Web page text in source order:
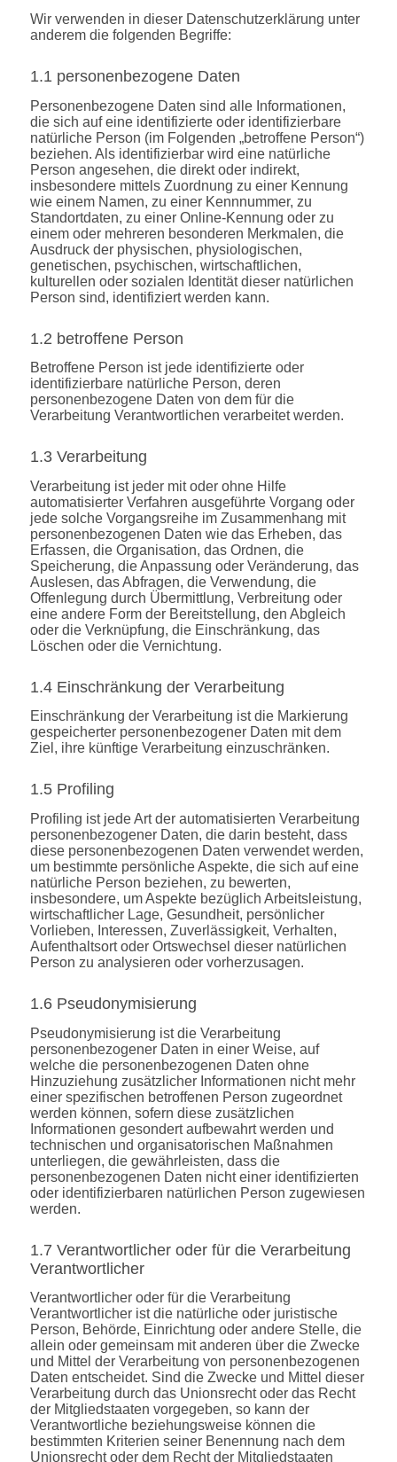
Wir verwenden in dieser Datenschutzerklärung unter
anderem die folgenden Begriffe:
1.1 personenbezogene Daten
Personenbezogene Daten sind alle Informationen,
die sich auf eine identifizierte oder identifizierbare
natürliche Person (im Folgenden „betroffene Person“)
beziehen. Als identifizierbar wird eine natürliche
Person angesehen, die direkt oder indirekt,
insbesondere mittels Zuordnung zu einer Kennung
wie einem Namen, zu einer Kennnummer, zu
Standortdaten, zu einer Online-Kennung oder zu
einem oder mehreren besonderen Merkmalen, die
Ausdruck der physischen, physiologischen,
genetischen, psychischen, wirtschaftlichen,
kulturellen oder sozialen Identität dieser natürlichen
Person sind, identifiziert werden kann.
1.2 betroffene Person
Betroffene Person ist jede identifizierte oder
identifizierbare natürliche Person, deren
personenbezogene Daten von dem für die
Verarbeitung Verantwortlichen verarbeitet werden.
1.3 Verarbeitung
Verarbeitung ist jeder mit oder ohne Hilfe
automatisierter Verfahren ausgeführte Vorgang oder
jede solche Vorgangsreihe im Zusammenhang mit
personenbezogenen Daten wie das Erheben, das
Erfassen, die Organisation, das Ordnen, die
Speicherung, die Anpassung oder Veränderung, das
Auslesen, das Abfragen, die Verwendung, die
Offenlegung durch Übermittlung, Verbreitung oder
eine andere Form der Bereitstellung, den Abgleich
oder die Verknüpfung, die Einschränkung, das
Löschen oder die Vernichtung.
1.4 Einschränkung der Verarbeitung
Einschränkung der Verarbeitung ist die Markierung
gespeicherter personenbezogener Daten mit dem
Ziel, ihre künftige Verarbeitung einzuschränken.
1.5 Profiling
Profiling ist jede Art der automatisierten Verarbeitung
personenbezogener Daten, die darin besteht, dass
diese personenbezogenen Daten verwendet werden,
um bestimmte persönliche Aspekte, die sich auf eine
natürliche Person beziehen, zu bewerten,
insbesondere, um Aspekte bezüglich Arbeitsleistung,
wirtschaftlicher Lage, Gesundheit, persönlicher
Vorlieben, Interessen, Zuverlässigkeit, Verhalten,
Aufenthaltsort oder Ortswechsel dieser natürlichen
Person zu analysieren oder vorherzusagen.
1.6 Pseudonymisierung
Pseudonymisierung ist die Verarbeitung
personenbezogener Daten in einer Weise, auf
welche die personenbezogenen Daten ohne
Hinzuziehung zusätzlicher Informationen nicht mehr
einer spezifischen betroffenen Person zugeordnet
werden können, sofern diese zusätzlichen
Informationen gesondert aufbewahrt werden und
technischen und organisatorischen Maßnahmen
unterliegen, die gewährleisten, dass die
personenbezogenen Daten nicht einer identifizierten
oder identifizierbaren natürlichen Person zugewiesen
werden.
1.7 Verantwortlicher oder für die Verarbeitung
Verantwortlicher
Verantwortlicher oder für die Verarbeitung
Verantwortlicher ist die natürliche oder juristische
Person, Behörde, Einrichtung oder andere Stelle, die
allein oder gemeinsam mit anderen über die Zwecke
und Mittel der Verarbeitung von personenbezogenen
Daten entscheidet. Sind die Zwecke und Mittel dieser
Verarbeitung durch das Unionsrecht oder das Recht
der Mitgliedstaaten vorgegeben, so kann der
Verantwortliche beziehungsweise können die
bestimmten Kriterien seiner Benennung nach dem
Unionsrecht oder dem Recht der Mitgliedstaaten